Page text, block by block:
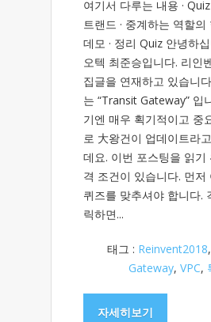
여기서 다루는 내용 · Quiz
트랜드 · 중계하는 역할의
데모 · 정리 Quiz 안녕하
오텍 최준승입니다. 리인
집글을 연재하고 있습니
는 “Transit Gateway” 입
기엔 매우 획기적이고 중
로 大왕건이 업데이트라
데요. 이번 포스팅을 읽기
격 조건이 있습니다. 먼저
퀴즈를 맞추셔야 합니다.
릭하면...
태그 : Reinvent2018,
Gateway, VPC,
자세히보기